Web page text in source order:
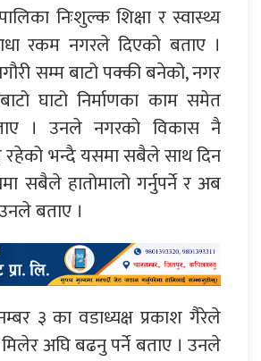
निःशुल्क शिक्षा र स्वास्थ्य
रकम नगरले दिएको बताए ।
सम्म बाटो पक्की बनेको, नगर
घाटो निर्माणका काम समेत
। उनले नगरको विकास नै
भन्दै यसमा सबैले साथ दिन
सबैले हातोमालो गर्नुपर्ने र अब
बताए ।
३ का वडाध्यक्ष प्रकाश गैरेले
अघि बढनु पर्ने बताए । उनले